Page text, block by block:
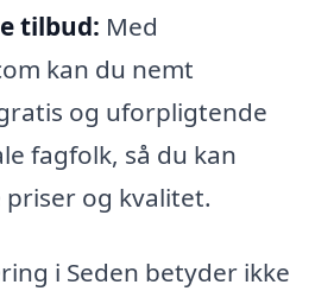
tilbud: Med
kan du nemt
og uforpligtende
fagfolk, så du kan
og kvalitet.
i Seden betyder ikke